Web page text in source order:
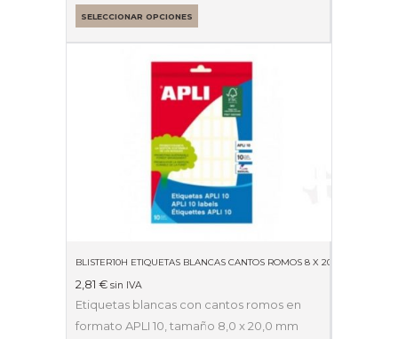
SELECCIONAR OPCIONES
BLISTER10H ETIQUETAS BLANCAS CANTOS ROMOS 8 X 20MM 01633
2,81 € sin IVA
Etiquetas blancas con cantos romos en
formato APLI 10, tamaño 8,0 x 20,0 mm